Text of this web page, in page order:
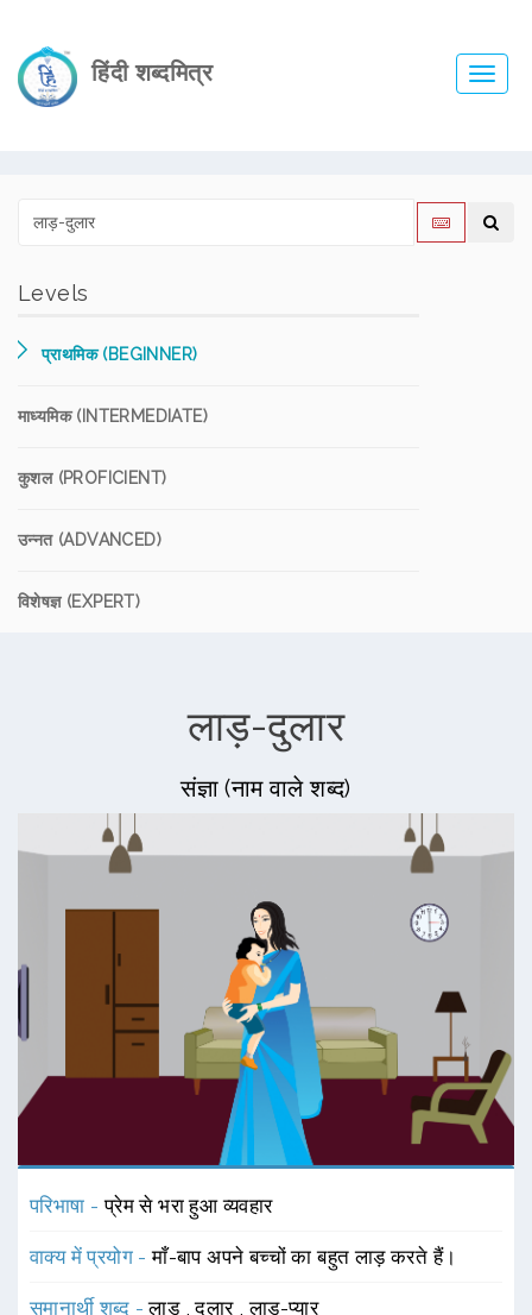
हिंदी शब्दमित्र
Levels
प्राथमिक (BEGINNER)
माध्यमिक (INTERMEDIATE)
कुशल (PROFICIENT)
उन्नत (ADVANCED)
विशेषज्ञ (EXPERT)
लाड़-दुलार
संज्ञा (नाम वाले शब्द)
परिभाषा -प्रेम से भरा हुआ व्यवहार
वाक्य में प्रयोग -माँ-बाप अपने बच्चों का बहुत लाड़ करते हैं।
समानार्थी शब्द -लाड़ ,दुलार ,लाड़-प्यार